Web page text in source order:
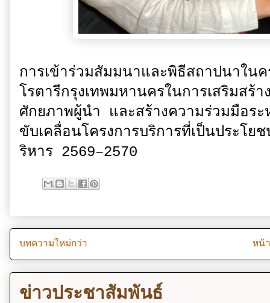
การเข้าร่วมสัมมนาและพิธีสถาปนาใน
โรตารีกรุงเทพมหานครในการเสริมส
ศักยภาพผู้นำ และสร้างความร่วมมือร
ขับเคลื่อนโครงการบริการที่เป็นประโ
ริหาร 2569–2570
บทความใหม่กว่า หน้
ข่าวประชาสัมพันธ์